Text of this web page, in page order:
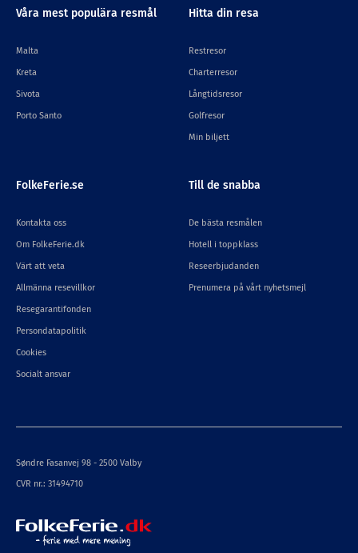
Våra mest populära resmål
Malta
Kreta
Sivota
Porto Santo
Hitta din resa
Restresor
Charterresor
Långtidsresor
Golfresor
Min biljett
FolkeFerie.se
Kontakta oss
Om FolkeFerie.dk
Värt att veta
Allmänna resevillkor
Resegarantifonden
Persondatapolitik
Cookies
Socialt ansvar
Till de snabba
De bästa resmålen
Hotell i toppklass
Reseerbjudanden
Prenumera på vårt nyhetsmejl
Søndre Fasanvej 98 - 2500 Valby
CVR nr.: 31494710